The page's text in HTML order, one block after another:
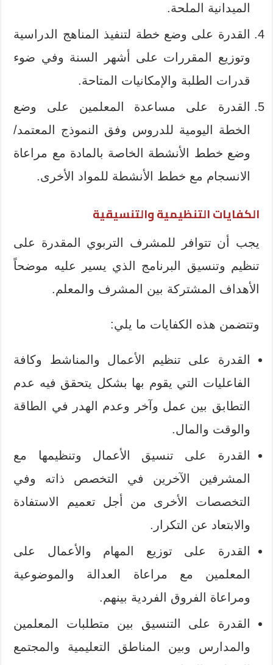
الميدانية الملحة.
القدرة على وضع خطة لتنفيذ المناهج الدراسية
وتوزيع المقررات على أشهر السنة وفي ضوء
قدرات الطلبة والإمكانيات المتاحة.
القدرة على مساعدة المعلمين على وضع
الخطة اليومية للدروس وفق النموذج المعتمد/
وضع خطط الأنشطة الخاصة بالمادة مع مراعاة
الانسجام مع خطط الأنشطة للمواد الأخرى.
الكفايات التنظيمية والتنسيقية
يجب أن تتوافر للمشرف التربوي المقدرة على
تنظيم وتنسيق البرنامج الذي يسير عليه موضحاً
الأهداف المشتركة بين المشرف والمعلم.
وتتضمن هذه الكفايات ما يلي:
القدرة على تنظيم الأعمال والمناشط وكافة
الفاعليات التي يقوم بها بشكل يتحقق فيه عدم
التطابق بين عمل وآخر وعدم الهدر في الطاقة
والوقت والمال.
القدرة على تنسيق الأعمال وتنظيمها مع
المشرفين الآخرين في التخصص ذاته وفي
التخصصات الأخرى من أجل تعميم الاستفادة
والابتعاد عن التكرار.
القدرة على توزيع المهام والأعمال على
المعلمين مع مراعاة العدالة والموضوعية
ومراعاة الفروق الفردية بينهم.
القدرة على التنسيق بين متطلبات المعلمين
والمدارس وبين المناطق التعليمية والمجتمع